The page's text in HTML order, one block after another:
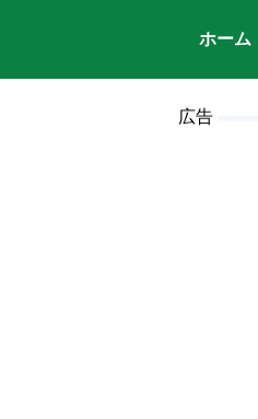
ホーム
広告